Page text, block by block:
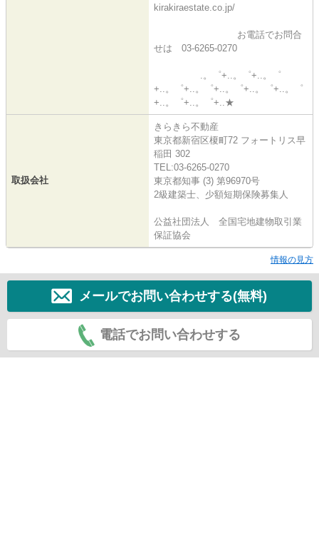
kirakiraestate.co.jp/
お電話でお問合
せは 03-6265-0270
.。゜+..。゜+..。゜
+..。゜+..。゜+..。゜+..。゜+..。゜
+..。゜+..。゜+..★
取扱会社
きらきら不動産
東京都新宿区榎町72 フォートリス早
稲田 302
TEL:03-6265-0270
東京都知事 (3) 第96970号
2級建築士、少額短期保険募集人
公益社団法人 全国宅地建物取引業
保証協会
情報の見方
メールでお問い合わせする(無料)
電話でお問い合わせする